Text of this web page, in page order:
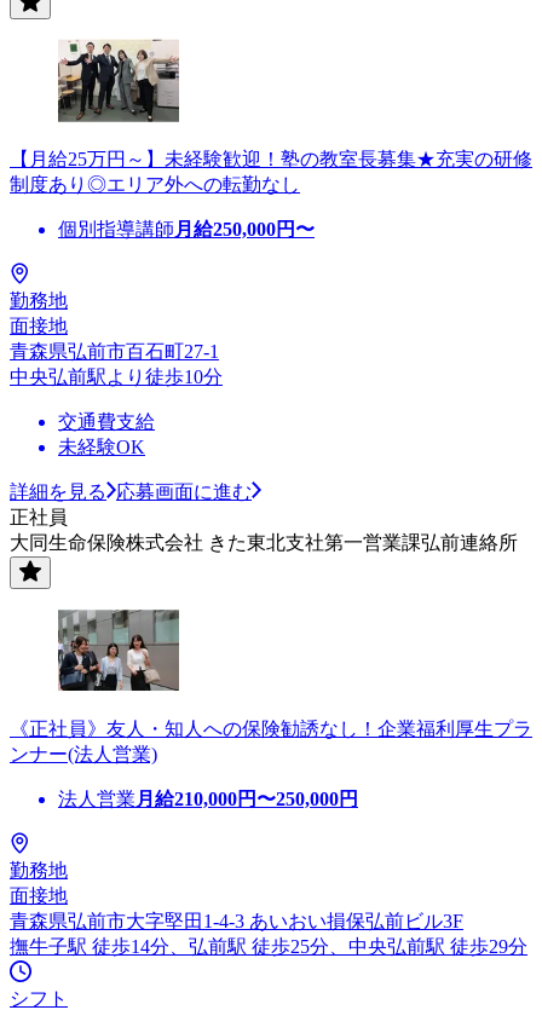
【月給25万円～】未経験歓迎！塾の教室長募集★充実の研修
制度あり◎エリア外への転勤なし
個別指導講師 月給250,000円〜
勤務地
面接地
青森県弘前市百石町27-1
中央弘前駅より徒歩10分
交通費支給
未経験OK
詳細を見る
応募画面に進む
正社員
大同生命保険株式会社 きた東北支社第一営業課弘前連絡所
《正社員》友人・知人への保険勧誘なし！企業福利厚生プラ
ンナー(法人営業)
法人営業 月給210,000円〜250,000円
勤務地
面接地
青森県弘前市大字堅田1-4-3 あいおい損保弘前ビル3F
撫牛子駅 徒歩14分、弘前駅 徒歩25分、中央弘前駅 徒歩29分
シフト